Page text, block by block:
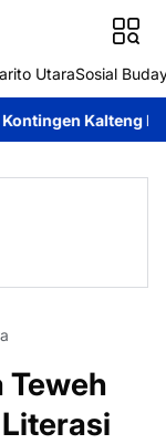
UtaraSosial
Jambore
Teweh